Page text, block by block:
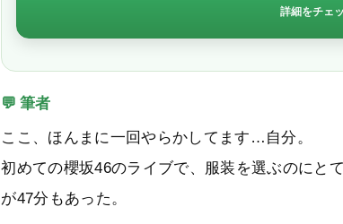
詳細をチェ
💬 筆者
ここ、ほんまに一回やらかしてます…自分。
初めての櫻坂46のライブで、服装を選ぶのにと
が47分もあった。